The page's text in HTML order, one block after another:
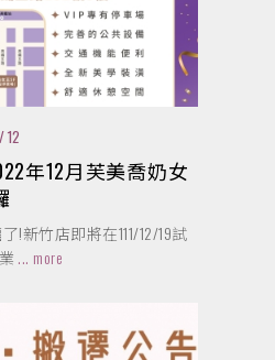
12
年12月芙美喬奶女
!新竹店即將在111/12/19試
... more